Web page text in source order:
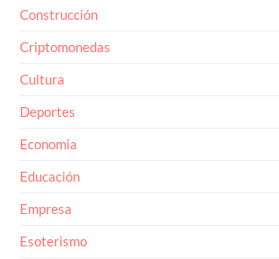
Construcción
Criptomonedas
Cultura
Deportes
Economia
Educación
Empresa
Esoterismo